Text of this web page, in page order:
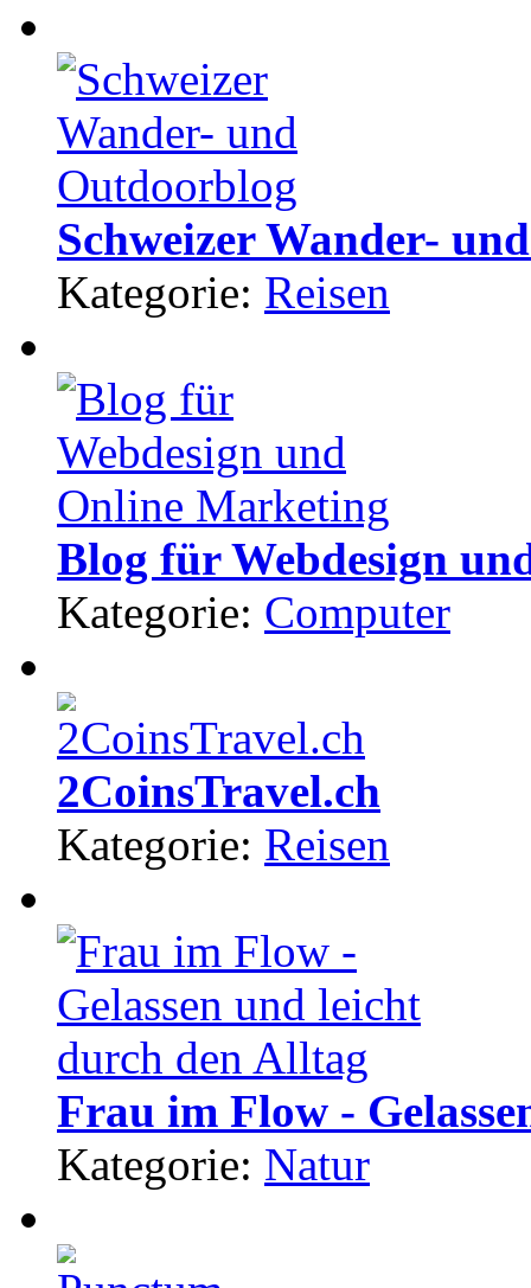
Schweizer Wander-
Kategorie: Reisen
Blog für Webdesign
Kategorie: Computer
2CoinsTravel.ch
Kategorie: Reisen
Frau im Flow -
Kategorie: Natur